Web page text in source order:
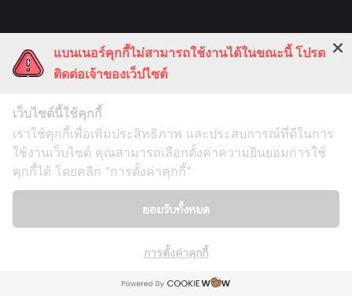
Contact us
แบนเนอร์คุกกี้ไม่สามารถใช้งานได้ในขณะนี้ โปรด
ติดต่อเจ้าของเว็ปไซต์
เว็บไซต์นี้ใช้คุกกี้
เราใช้คุกกี้เพื่อเพิ่มประสิทธิภาพ และประสบการณ์ที่ดีในการ
ใช้งานเว็บไซต์ คุณสามารถเลือกตั้งค่าความยินยอมการใช้
คุกกี้ได้ โดยคลิก "การตั้งค่าคุกกี้"
ยอมรับทั้งหมด
การตั้งค่าคุกกี้